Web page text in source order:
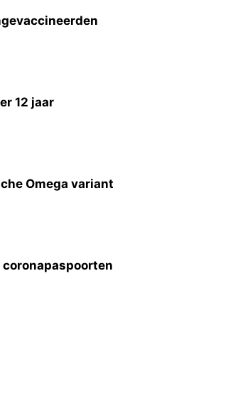
12 jaar
Omega variant